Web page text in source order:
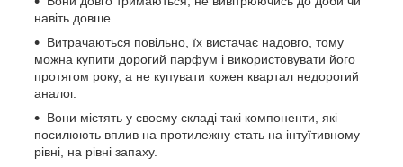
навіть довше.
Витрачаються повільно, їх вистачає надовго, тому
можна купити дорогий парфум і використовувати його
протягом року, а не купувати кожен квартал недорогий
аналог.
Вони містять у своєму складі такі компоненти, які
посилюють вплив на протилежну стать на інтуїтивному
рівні, на рівні запаху.